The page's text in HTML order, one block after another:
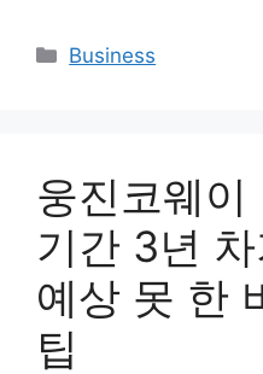
Categories
Business
웅진코웨
기간 3년
예상 못 한
팁